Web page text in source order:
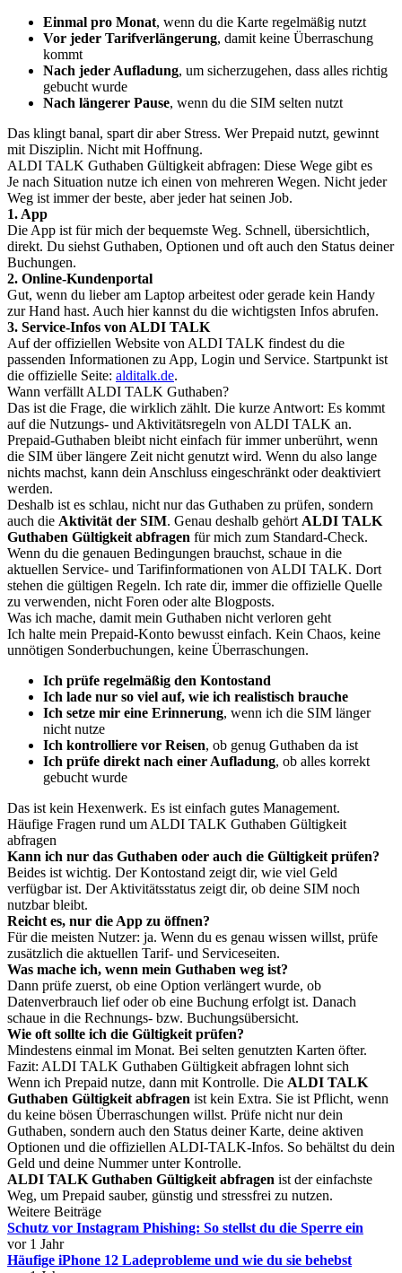
Einmal pro Monat, wenn du die Karte regelmäßig nutzt
Vor jeder Tarifverlängerung, damit keine Überraschung
kommt
Nach jeder Aufladung, um sicherzugehen, dass alles richtig
gebucht wurde
Nach längerer Pause, wenn du die SIM selten nutzt
Das klingt banal, spart dir aber Stress. Wer Prepaid nutzt, gewinnt
mit Disziplin. Nicht mit Hoffnung.
ALDI TALK Guthaben Gültigkeit abfragen: Diese Wege gibt es
Je nach Situation nutze ich einen von mehreren Wegen. Nicht jeder
Weg ist immer der beste, aber jeder hat seinen Job.
1. App
Die App ist für mich der bequemste Weg. Schnell, übersichtlich,
direkt. Du siehst Guthaben, Optionen und oft auch den Status deiner
Buchungen.
2. Online-Kundenportal
Gut, wenn du lieber am Laptop arbeitest oder gerade kein Handy
zur Hand hast. Auch hier kannst du die wichtigsten Infos abrufen.
3. Service-Infos von ALDI TALK
Auf der offiziellen Website von ALDI TALK findest du die
passenden Informationen zu App, Login und Service. Startpunkt ist
die offizielle Seite: alditalk.de.
Wann verfällt ALDI TALK Guthaben?
Das ist die Frage, die wirklich zählt. Die kurze Antwort: Es kommt
auf die Nutzungs- und Aktivitätsregeln von ALDI TALK an.
Prepaid-Guthaben bleibt nicht einfach für immer unberührt, wenn
die SIM über längere Zeit nicht genutzt wird. Wenn du also lange
nichts machst, kann dein Anschluss eingeschränkt oder deaktiviert
werden.
Deshalb ist es schlau, nicht nur das Guthaben zu prüfen, sondern
auch die Aktivität der SIM. Genau deshalb gehört ALDI TALK
Guthaben Gültigkeit abfragen für mich zum Standard-Check.
Wenn du die genauen Bedingungen brauchst, schaue in die
aktuellen Service- und Tarifinformationen von ALDI TALK. Dort
stehen die gültigen Regeln. Ich rate dir, immer die offizielle Quelle
zu verwenden, nicht Foren oder alte Blogposts.
Was ich mache, damit mein Guthaben nicht verloren geht
Ich halte mein Prepaid-Konto bewusst einfach. Kein Chaos, keine
unnötigen Sonderbuchungen, keine Überraschungen.
Ich prüfe regelmäßig den Kontostand
Ich lade nur so viel auf, wie ich realistisch brauche
Ich setze mir eine Erinnerung, wenn ich die SIM länger
nicht nutze
Ich kontrolliere vor Reisen, ob genug Guthaben da ist
Ich prüfe direkt nach einer Aufladung, ob alles korrekt
gebucht wurde
Das ist kein Hexenwerk. Es ist einfach gutes Management.
Häufige Fragen rund um ALDI TALK Guthaben Gültigkeit
abfragen
Kann ich nur das Guthaben oder auch die Gültigkeit prüfen?
Beides ist wichtig. Der Kontostand zeigt dir, wie viel Geld
verfügbar ist. Der Aktivitätsstatus zeigt dir, ob deine SIM noch
nutzbar bleibt.
Reicht es, nur die App zu öffnen?
Für die meisten Nutzer: ja. Wenn du es genau wissen willst, prüfe
zusätzlich die aktuellen Tarif- und Serviceseiten.
Was mache ich, wenn mein Guthaben weg ist?
Dann prüfe zuerst, ob eine Option verlängert wurde, ob
Datenverbrauch lief oder ob eine Buchung erfolgt ist. Danach
schaue in die Rechnungs- bzw. Buchungsübersicht.
Wie oft sollte ich die Gültigkeit prüfen?
Mindestens einmal im Monat. Bei selten genutzten Karten öfter.
Fazit: ALDI TALK Guthaben Gültigkeit abfragen lohnt sich
Wenn ich Prepaid nutze, dann mit Kontrolle. Die ALDI TALK
Guthaben Gültigkeit abfragen ist kein Extra. Sie ist Pflicht, wenn
du keine bösen Überraschungen willst. Prüfe nicht nur dein
Guthaben, sondern auch den Status deiner Karte, deine aktiven
Optionen und die offiziellen ALDI-TALK-Infos. So behältst du dein
Geld und deine Nummer unter Kontrolle.
ALDI TALK Guthaben Gültigkeit abfragen ist der einfachste
Weg, um Prepaid sauber, günstig und stressfrei zu nutzen.
Weitere Beiträge
Schutz vor Instagram Phishing: So stellst du die Sperre ein
vor 1 Jahr
Häufige iPhone 12 Ladeprobleme und wie du sie behebst